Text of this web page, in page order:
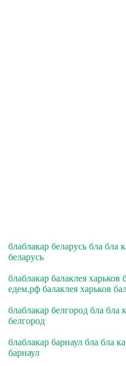
блаблакар беларусь бла бла
беларусь
блаблакар балаклея харьков
едем.рф балаклея харьков
блаблакар белгород бла бла
белгород
блаблакар барнаул бла бла
барнаул